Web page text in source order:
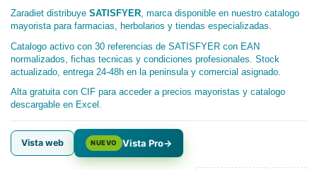
Zaradiet distribuye SATISFYER, marca disponible en nuestro catalogo
mayorista para farmacias, herbolarios y tiendas especializadas.
Catalogo activo con 30 referencias de SATISFYER con EAN
normalizados, fichas tecnicas y condiciones profesionales. Stock
actualizado, entrega 24-48h en la peninsula y comercial asignado.
Alta gratuita con CIF para acceder a precios mayoristas y catalogo
descargable en Excel.
Vista web NUEVO Vista Pro→